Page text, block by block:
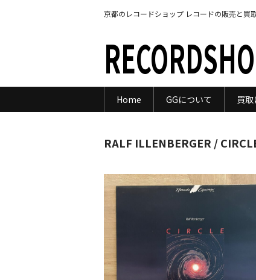
京都のレコードショップ レコードの販売と買
Home GGについて 買
RALF ILLENBERGER /